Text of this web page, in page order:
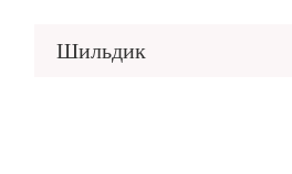
Шильдик